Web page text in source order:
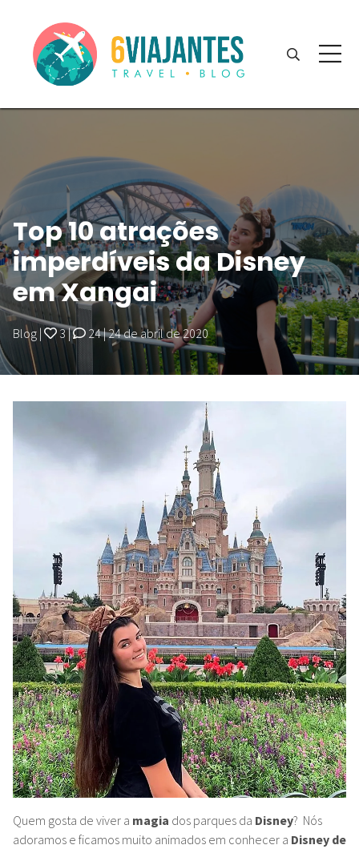
Top 10 atrações
imperdíveis da Disney
em Xangai
Blog | 3| 24|24 de abril de 2020
Quem gosta de viver a magia dos parques da Disney? Nós
adoramos e ficamos muito animados em conhecer a Disney de